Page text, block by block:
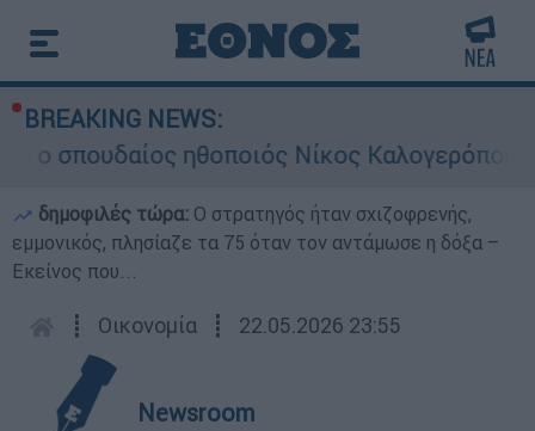
BREAKING NEWS:
σπουδαίος ηθοποιός Νίκος Καλογερόπουλος
δημοφιλές τώρα: O στρατηγός ήταν σχιζοφρενής,
εμμονικός, πλησίαζε τα 75 όταν τον αντάμωσε η δόξα –
Εκείνος που...
┋ Οικονομία ┋ 22.05.2026 23:55
Newsroom